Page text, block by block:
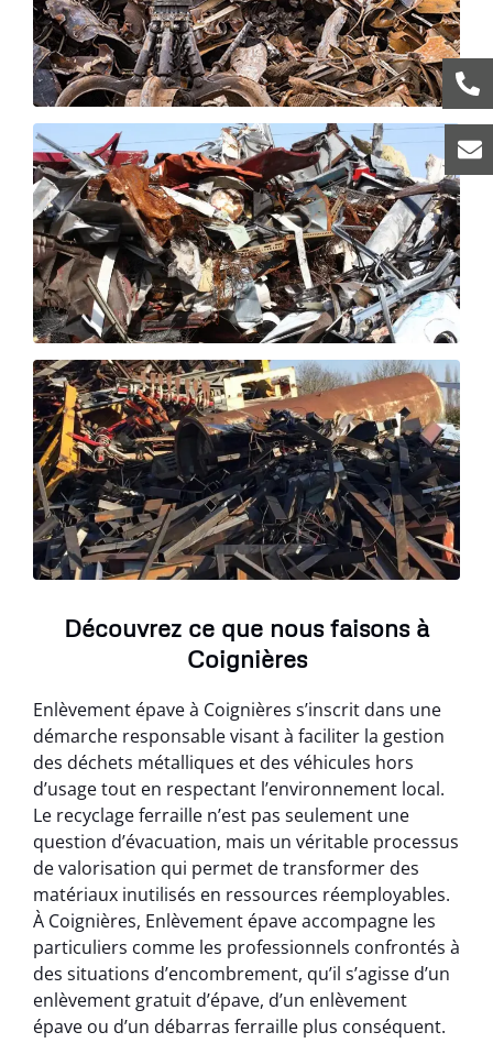
Découvrez ce que nous faisons à
Coignières
Enlèvement épave à Coignières s’inscrit dans une
démarche responsable visant à faciliter la gestion
des déchets métalliques et des véhicules hors
d’usage tout en respectant l’environnement local.
Le recyclage ferraille n’est pas seulement une
question d’évacuation, mais un véritable processus
de valorisation qui permet de transformer des
matériaux inutilisés en ressources réemployables.
À Coignières, Enlèvement épave accompagne les
particuliers comme les professionnels confrontés à
des situations d’encombrement, qu’il s’agisse d’un
enlèvement gratuit d’épave, d’un enlèvement
épave ou d’un débarras ferraille plus conséquent.